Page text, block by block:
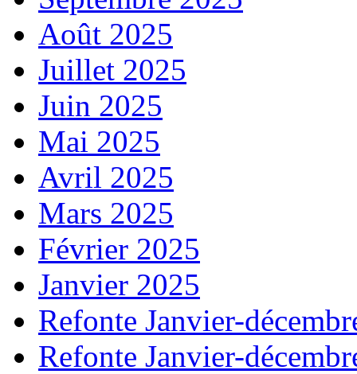
Août 2025
Juillet 2025
Juin 2025
Mai 2025
Avril 2025
Mars 2025
Février 2025
Janvier 2025
Refonte Janvier-
Refonte Janvier-